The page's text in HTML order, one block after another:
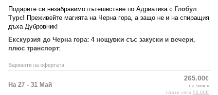
Подарете си незабравимо пътешествие по Адриатика с Глобул
Турс! Преживейте магията на Черна гора, а защо не и на спиращия
дъха Дубровник!
Екскурзия до Черна гора: 4 нощувки със закуски и вечери,
плюс транспорт:
Варианти на офертата:
На 27 - 31 Май
265.00€
на човек
плати сега 53.00€